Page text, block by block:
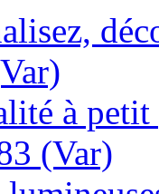
à
(Var)